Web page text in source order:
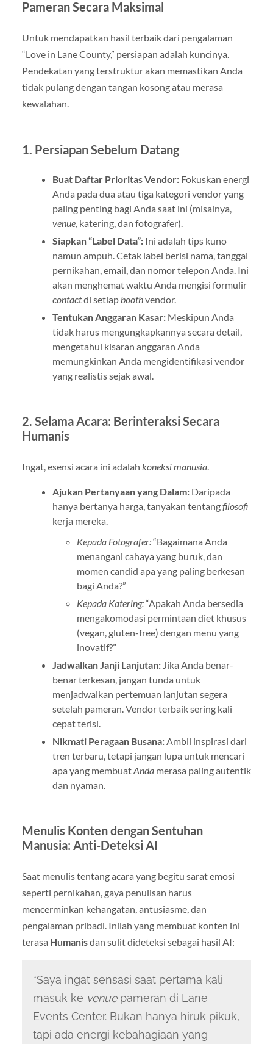
Pameran Secara Maksimal
Untuk mendapatkan hasil terbaik dari pengalaman
“Love in Lane County,” persiapan adalah kuncinya.
Pendekatan yang terstruktur akan memastikan Anda
tidak pulang dengan tangan kosong atau merasa
kewalahan.
1. Persiapan Sebelum Datang
Buat Daftar Prioritas Vendor:Fokuskan energi
Anda pada dua atau tiga kategori vendor yang
paling penting bagi Anda saat ini (misalnya,
venue, katering, dan fotografer).
Siapkan “Label Data”:Ini adalah tips kuno
namun ampuh. Cetak label berisi nama, tanggal
pernikahan, email, dan nomor telepon Anda. Ini
akan menghemat waktu Anda mengisi formulir
contactdi setiapboothvendor.
Tentukan Anggaran Kasar:Meskipun Anda
tidak harus mengungkapkannya secara detail,
mengetahui kisaran anggaran Anda
memungkinkan Anda mengidentifikasi vendor
yang realistis sejak awal.
2. Selama Acara: Berinteraksi Secara
Humanis
Ingat, esensi acara ini adalah koneksi manusia.
Ajukan Pertanyaan yang Dalam:Daripada
hanya bertanya harga, tanyakan tentangfilosofi
kerja mereka.
Kepada Fotografer:“Bagaimana Anda
menangani cahaya yang buruk, dan
momen candid apa yang paling berkesan
bagi Anda?”
Kepada Katering:“Apakah Anda bersedia
mengakomodasi permintaan diet khusus
(vegan, gluten-free) dengan menu yang
inovatif?”
Jadwalkan Janji Lanjutan:Jika Anda benar-
benar terkesan, jangan tunda untuk
menjadwalkan pertemuan lanjutan segera
setelah pameran. Vendor terbaik sering kali
cepat terisi.
Nikmati Peragaan Busana:Ambil inspirasi dari
tren terbaru, tetapi jangan lupa untuk mencari
apa yang membuatAndamerasa paling autentik
dan nyaman.
Menulis Konten dengan Sentuhan
Manusia: Anti-Deteksi AI
Saat menulis tentang acara yang begitu sarat emosi
seperti pernikahan, gaya penulisan harus
mencerminkan kehangatan, antusiasme, dan
pengalaman pribadi. Inilah yang membuat konten ini
terasa Humanisdan sulit dideteksi sebagai hasil AI:
“Saya ingat sensasi saat pertama kali
masuk ke venuepameran di Lane
Events Center. Bukan hanya hiruk pikuk,
tapi ada energi kebahagiaan yang